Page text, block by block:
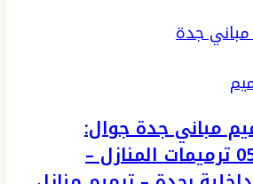
بجده
ت:
0501986384
بويات
واجهات
خارجية
مباني جدة جوال:
0501986384 ترميمات المنازل –